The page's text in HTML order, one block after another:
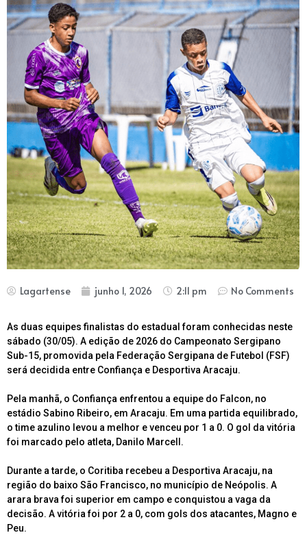
Lagartense junho 1, 2026 2:11 pm No Comments
As duas equipes finalistas do estadual foram conhecidas neste
sábado (30/05). A edição de 2026 do Campeonato Sergipano
Sub-15, promovida pela Federação Sergipana de Futebol (FSF)
será decidida entre Confiança e Desportiva Aracaju.
Pela manhã, o Confiança enfrentou a equipe do Falcon, no
estádio Sabino Ribeiro, em Aracaju. Em uma partida equilibrado,
o time azulino levou a melhor e venceu por 1 a 0. O gol da vitória
foi marcado pelo atleta, Danilo Marcell.
Durante a tarde, o Coritiba recebeu a Desportiva Aracaju, na
região do baixo São Francisco, no município de Neópolis. A
arara brava foi superior em campo e conquistou a vaga da
decisão. A vitória foi por 2 a 0, com gols dos atacantes, Magno e
Peu.